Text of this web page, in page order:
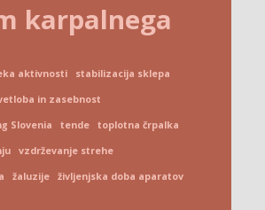
karpalnega
aktivnosti stabilizacija sklepa
in zasebnost
Slovenia tende toplotna črpalka
vzdrževanje strehe
žaluzije življenjska doba aparatov